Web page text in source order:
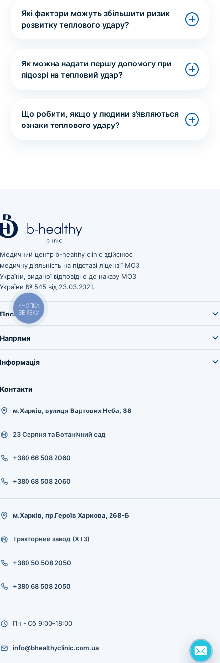
Які фактори можуть збільшити ризик
розвитку теплового удару?
Як можна надати першу допомогу при
підозрі на тепловий удар?
Що робити, якщо у людини з’являються
ознаки теплового удару?
Медичний центр b-healthy clinic здійснює
медичну діяльність на підставі ліцензії МОЗ
України, виданої відповідно до наказу МОЗ
України № 545 від 23.03.2021.
Послуги
Напрями
Інформація
Контакти
м.Харків, вулиця Вартових Неба, 38
23 Серпня та Ботанічний сад
+380 66 508 2060
+380 68 508 2060
м.Харків, пр.Героїв Харкова, 268-Б
Тракторний завод (ХТЗ)
+380 50 508 2050
+380 68 508 2050
Пн - Сб 9:00–18:00
info@bhealthyclinic.com.ua
КНОПКА
ЗВ'ЯЗКУ